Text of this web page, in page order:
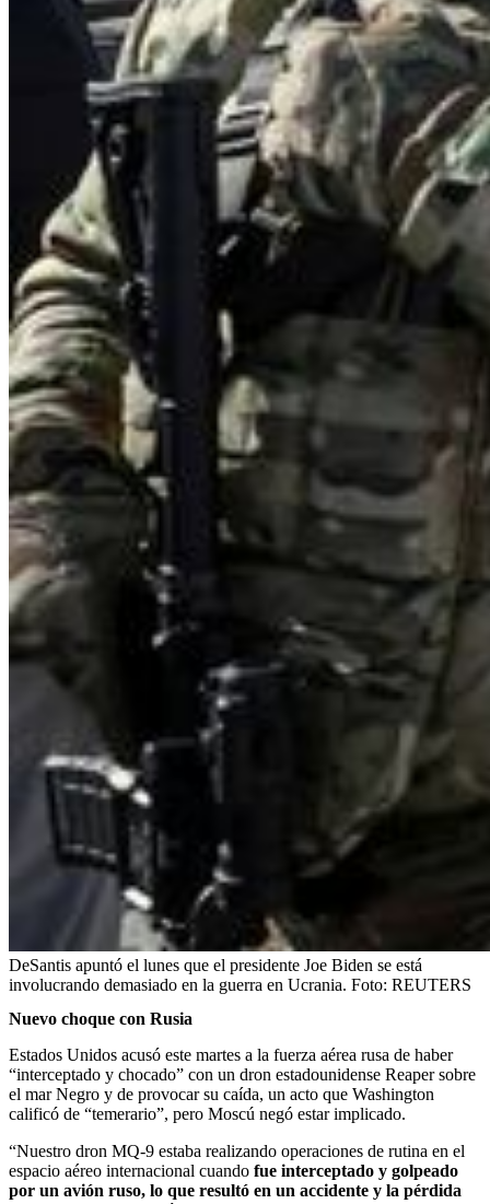
DeSantis apuntó el lunes que el presidente Joe Biden se está
involucrando demasiado en la guerra en Ucrania. Foto: REUTERS
Nuevo choque con Rusia
Estados Unidos acusó este martes a la fuerza aérea rusa de haber
“interceptado y chocado” con un dron estadounidense Reaper sobre
el mar Negro y de provocar su caída, un acto que Washington
calificó de “temerario”, pero Moscú negó estar implicado.
“Nuestro dron MQ-9 estaba realizando operaciones de rutina en el
espacio aéreo internacional cuando fue interceptado y golpeado
por un avión ruso, lo que resultó en un accidente y la pérdida